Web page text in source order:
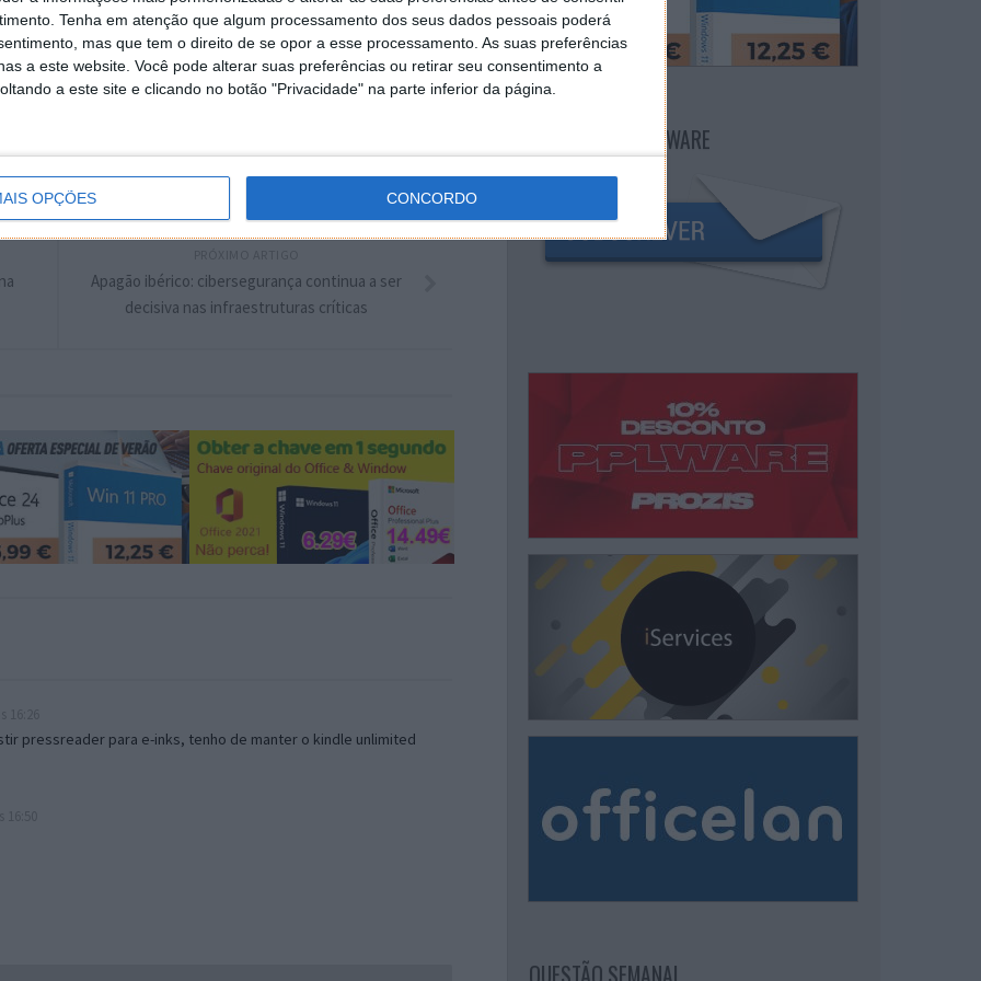
Tenha em atenção que algum processamento dos seus dados pessoais poderá
mas que tem o direito de se opor a esse processamento. As suas preferências
a este website. Você pode alterar suas preferências ou retirar seu consentimento a
a este site e clicando no botão "Privacidade" na parte inferior da página.
OPÇÕES CONCORDO
no Google Notícias
Autor:Ana Sofia Neto
Apagão ibérico: cibersegurança continua a ser
decisiva nas infraestruturas críticas
pressreader para e-inks, tenho de manter o kindle unlimited
NEWSLETTER PPLWARE